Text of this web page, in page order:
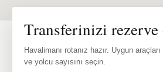
Transferinizi rezerve
Havalimanı rotanız hazır. Uygun
ve yolcu sayısını seçin.